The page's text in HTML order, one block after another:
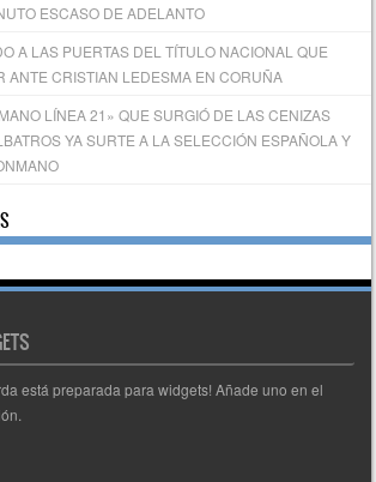
ESCASO DE ADELANTO
A LAS PUERTAS DEL TÍTULO NACIONAL QUE
ANTE CRISTIAN LEDESMA EN CORUÑA
LÍNEA 21» QUE SURGIÓ DE LAS CENIZAS
YA SURTE A LA SELECCIÓN ESPAÑOLA Y
está preparada para widgets! Añade uno en el